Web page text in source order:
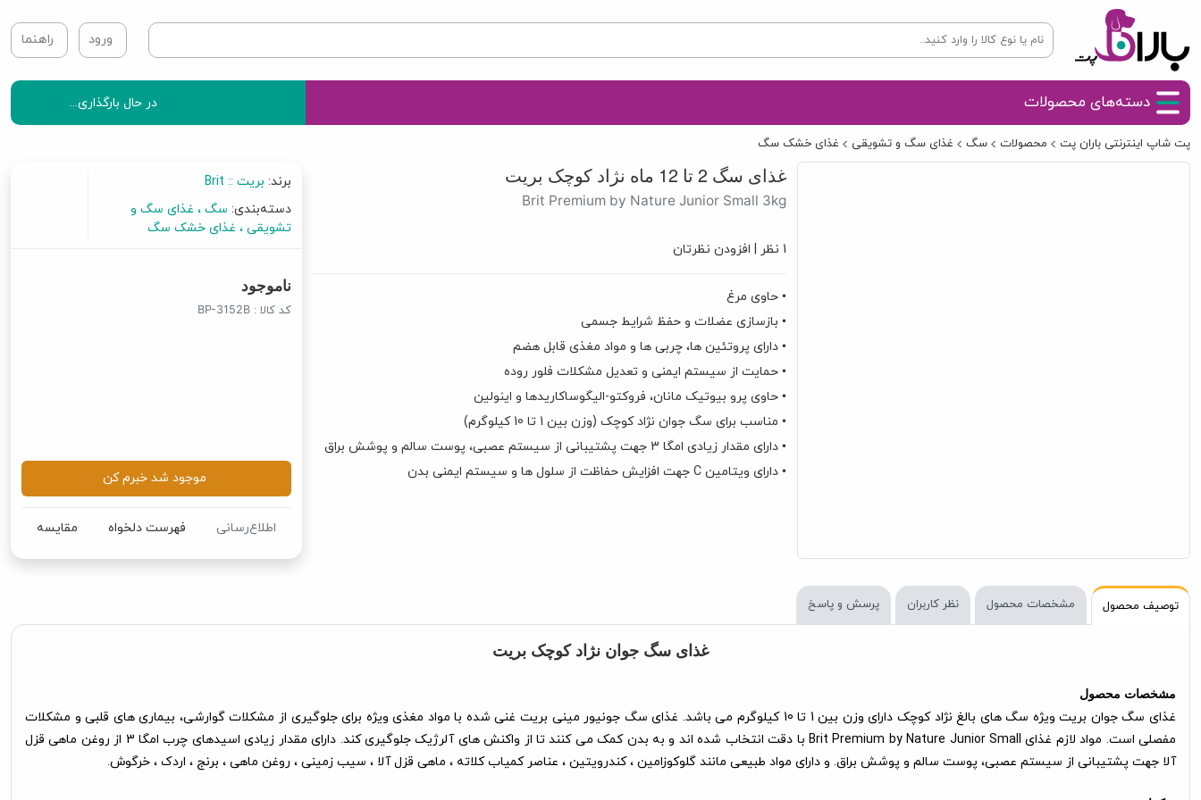
ورود راهنما
دسته‌های محصولات در حال بارگذاری...
پت شاپ اینترنتی باران پت محصولات سگ غذای سگ و تشویقی غذای خشک سگ
غذای سگ 2 تا 12 ماه نژاد کوچک بریت
Brit Premium by Nature Junior Small 3kg
1 نظر | افزودن نظرتان
• حاوی مرغ
• بازسازی عضلات و حفظ شرایط جسمی
• دارای پروتئین ها، چربی ها و مواد مغذی قابل هضم
• حمایت از سیستم ایمنی و تعدیل مشکلات فلور روده
• حاوی پرو بیوتیک مانان، فروکتو-الیگوساکاریدها و اینولین
• مناسب برای سگ جوان نژاد کوچک (وزن بین 1 تا 10 کیلوگرم)
• دارای مقدار زیادی امگا 3 جهت پشتیبانی از سیستم عصبی، پوست سالم و پوشش براق
• دارای ویتامین C جهت افزایش حفاظت از سلول ها و سیستم ایمنی بدن
برند: بریت :: Brit
دسته‌بندی: سگ غذای سگ و
تشویقی غذای خشک سگ
ناموجود
کد کالا :BP-3152B
موجود شد خبرم کن
اطلاع‌رسانی فهرست دلخواه مقایسه
توصیف محصول مشخصات محصول نظر کاربران پرسش و پاسخ
غذای سگ جوان نژاد کوچک بریت
مشخصات محصول
غذای سگ جوان بریت ویژه سگ های بالغ نژاد کوچک دارای وزن بین 1 تا 10 کیلوگرم می باشد. غذای سگ جونیور مینی بریت غنی شده با مواد مغذی ویژه برای جلوگیری از مشکلات گوارشی، بیماری های قلبی و مشکلات
مفصلی است. مواد لازم غذای Brit Premium by Nature Junior Small با دقت انتخاب شده اند و به بدن کمک می کنند تا از واکنش های آلرژیک جلوگیری کند. دارای مقدار زیادی اسیدهای چرب امگا 3 از روغن ماهی قزل
آلا جهت پشتیبانی از سیستم عصبی، پوست سالم و پوشش براق. و دارای مواد طبیعی مانند گلوکوزامین ، کندرویتین ، عناصر کمیاب کلاته ، ماهی قزل آلا ، سیب زمینی ، روغن ماهی ، برنج ، اردک ، خرگوش.